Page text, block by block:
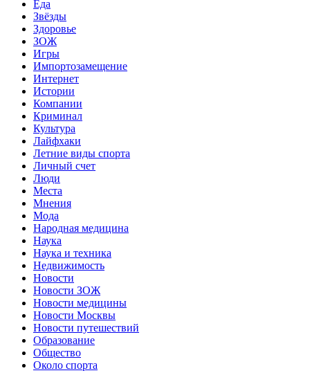
Еда
Звёзды
Здоровье
ЗОЖ
Игры
Импортозамещение
Интернет
Истории
Компании
Криминал
Культура
Лайфхаки
Летние виды спорта
Личный счет
Люди
Места
Мнения
Мода
Народная медицина
Наука
Наука и техника
Недвижимость
Новости
Новости ЗОЖ
Новости медицины
Новости Москвы
Новости путешествий
Образование
Общество
Около спорта